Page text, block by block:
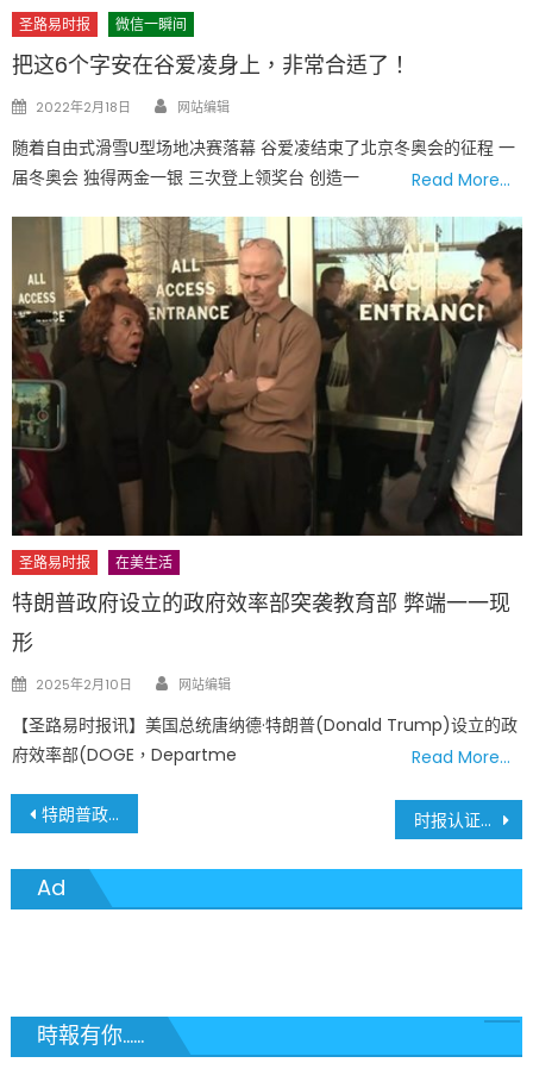
圣路易时报 微信一瞬间
把这6个字安在谷爱凌身上，非常合适了！
Posted
2022年2月18日 Author
网站编辑
随着自由式滑雪U型场地决赛落幕 谷爱凌结束了北京冬奥会的征程 一
届冬奥会 独得两金一银 三次登上领奖台 创造一
Read More…
圣路易时报 在美生活
特朗普政府设立的政府效率部突袭教育部 弊端一一现
形
Posted
2025年2月10日 Author
网站编辑
【圣路易时报讯】美国总统唐纳德·特朗普(Donald Trump)设立的政
府效率部(DOGE，Departme
Read More…
文
章
導
特朗普政府启动“回家计划”：自愿遣返成效有限，移民社区忧虑加剧 时报认证分类广告: 奶茶店黄金旺铺转让
Ad
時報有你......